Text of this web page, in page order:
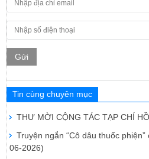
Gửi
Tin cùng chuyên mục
THƯ MỜI CỘNG TÁC TẠP CHÍ
Truyện ngắn “Cô dâu thuốc
06-2026)